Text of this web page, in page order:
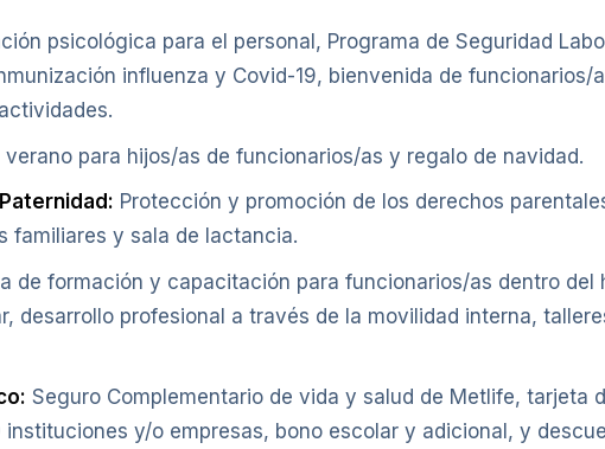
psicológica para el personal, Programa de Seguridad
influenza y Covid-19, bienvenida de funcionarios/
verano para hijos/as de funcionarios/as y regalo de navidad.
Protección y promoción de los derechos
familiares y sala de lactancia.
de formación y capacitación para funcionarios/as dentro
desarrollo profesional a través de la movilidad interna,
Seguro Complementario de vida y salud de Metlife, tarjeta
y/o empresas, bono escolar y adicional, y